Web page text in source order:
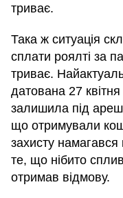
триває.
Така ж ситуація
сплати роялті за
триває.
датована 27
залишила під
що отримували
захисту намагався
те, що нібито
отримав відмову.